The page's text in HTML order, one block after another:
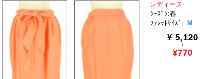
レディース
ｼｰｽﾞﾝ:春
ﾌｧﾚｯﾄｻｲｽﾞ:
M
¥ 5,120
↓
¥770